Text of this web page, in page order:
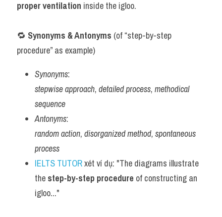
proper ventilation inside the igloo.
🔁 Synonyms & Antonyms (of “step-by-step
procedure” as example)
Synonyms:
stepwise approach, detailed process, methodical
sequence
Antonyms:
random action, disorganized method, spontaneous
process
IELTS TUTOR xét ví dụ: "The diagrams illustrate
the step-by-step procedure of constructing an
igloo..."